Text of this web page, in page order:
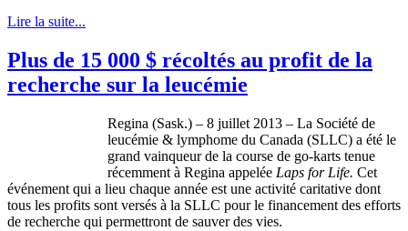
Lire la suite...
Plus de 15 000 $ récoltés au profit de la
recherche sur la leucémie
Regina (Sask.) – 8 juillet 2013 – La Société de
leucémie & lymphome du Canada (SLLC) a été le
grand vainqueurde la course de go-karts tenue
récemment à Regina appelée Laps for Life. Cet
événement qui a lieu chaque année est une activité caritative dont
tous les profits sont versés à la SLLC pour le financement des efforts
de recherche qui permettront de sauverdes vies.